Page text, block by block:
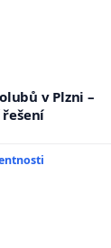
v Plzni –